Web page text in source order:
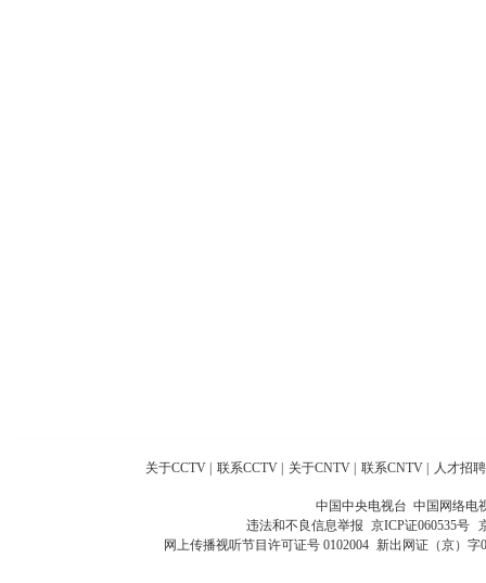
关于CCTV 联系CCTV 关于CNTV 联系CNTV 人才招聘
中国中央电视台 中国网络电
违法和不良信息举报 京ICP证060535号
网上传播视听节目许可证号 0102004 新出网证（京）